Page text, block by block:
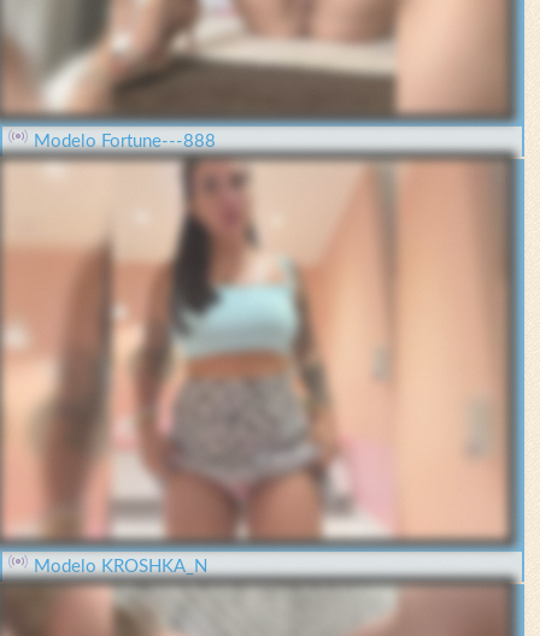
Modelo Fortune---888
Modelo KROSHKA_N